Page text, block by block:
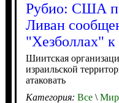
Рубио: США
Ливан
"Хезболлах"
Шиитская
израильской
атаковать
Категория: Все\Мир